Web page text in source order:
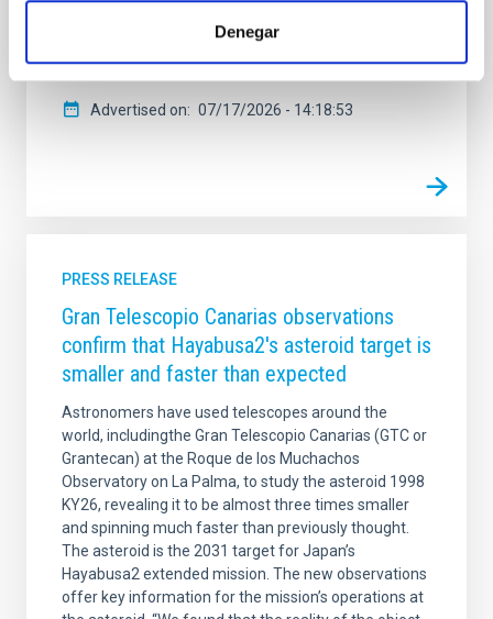
Denegar
consolidando su papel como una de las instituciones
de referencia de la
Advertised on 07/17/2026 - 14:18:53
PRESS RELEASE
Gran Telescopio Canarias observations
confirm that Hayabusa2's asteroid target is
smaller and faster than expected
Astronomers have used telescopes around the
world, includingthe Gran Telescopio Canarias (GTC or
Grantecan) at the Roque de los Muchachos
Observatory on La Palma, to study the asteroid 1998
KY26, revealing it to be almost three times smaller
and spinning much faster than previously thought.
The asteroid is the 2031 target for Japan’s
Hayabusa2 extended mission. The new observations
offer key information for the mission’s operations at